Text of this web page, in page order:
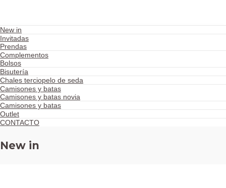
New in
Invitadas
Prendas
Complementos
Bolsos
Bisutería
Chales terciopelo de seda
Camisones y batas
Camisones y batas novia
Camisones y batas
Outlet
CONTACTO
New in